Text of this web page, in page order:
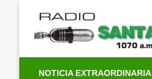
contenido
NOTICIA EXTRAORDINARIA